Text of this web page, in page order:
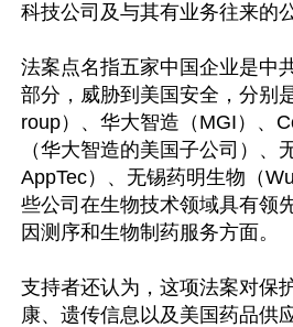
科技公司及与其有业务往来的
法案点名指五家中国企业是中
部分，威胁到美国安全，分别
roup）、华大智造（MGI）、
（华大智造的美国子公司）、
AppTec）、无锡药明生物（
些公司在生物技术领域具有领
因测序和生物制药服务方面。
支持者还认为，这项法案对保
康、遗传信息以及美国药品供